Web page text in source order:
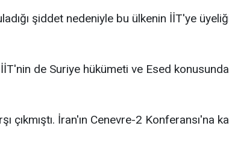
şiddet nedeniyle bu ülkenin İİT'ye
de Suriye hükümeti ve Esed
çıkmıştı. İran'ın Cenevre-2 Konferansı'na